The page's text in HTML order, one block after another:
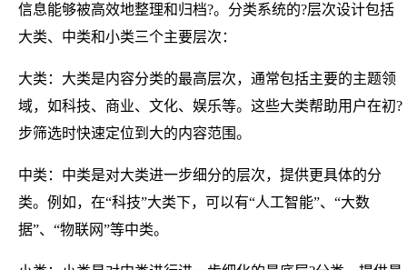
信息能够被高效地整理和归档?。分类系统的?层次设计包括
大类、中类和小类三个主要层次：
大类：大类是内容分类的最高层次，通常包括主要的主题领
域，如科技、商业、文化、娱乐等。这些大类帮助用户在初?
步筛选时快速定位到大的内容范围。
中类：中类是对大类进一步细分的层次，提供更具体的分
类。例如，在“科技”大类下，可以有“人工智能”、“大数
据”、“物联网”等中类。